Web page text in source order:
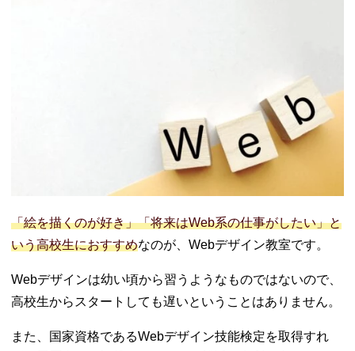
「絵を描くのが好き」「将来はWeb系の仕事がしたい」と
いう高校生におすすめなのが、Webデザイン教室です。
Webデザインは幼い頃から習うようなものではないので、
高校生からスタートしても遅いということはありません。
また、国家資格であるWebデザイン技能検定を取得すれ